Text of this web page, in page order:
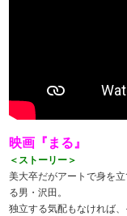
映画『まる』
＜ストーリー＞
美大卒だがアートで身を
る男・沢田。
独立する気配もなければ